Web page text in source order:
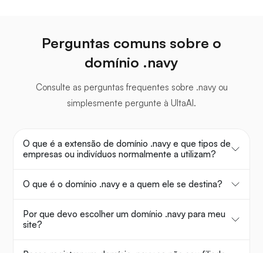
Perguntas comuns sobre o
domínio .navy
Consulte as perguntas frequentes sobre .navy ou
simplesmente pergunte à UltaAI.
O que é a extensão de domínio .navy e que tipos de
empresas ou indivíduos normalmente a utilizam?
O que é o domínio .navy e a quem ele se destina?
Por que devo escolher um domínio .navy para meu
site?